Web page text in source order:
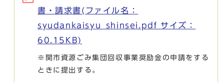
書・請求書(ファイル名：
syudankaisyu_shinsei.pdf サイズ：
60.15KB)
※関市資源ごみ集団回収事業奨励金の申請をする
ときに提出する。